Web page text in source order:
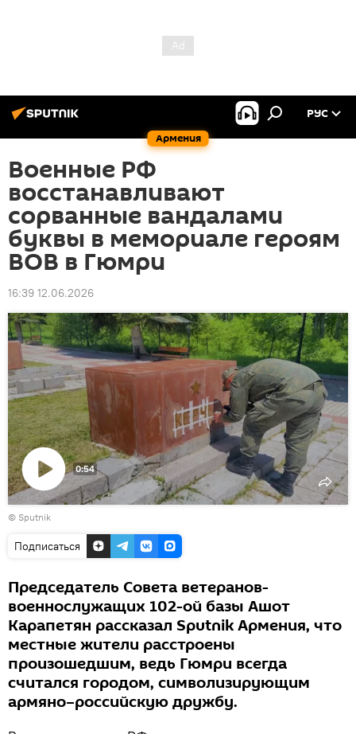
Армения
РУС
Военные РФ
восстанавливают
сорванные вандалами
буквы в мемориале героям
ВОВ в Гюмри
16:39 12.06.2026
Воспроизвести
видео
0:54
© Sputnik
Подписаться
Председатель Совета ветеранов-
военнослужащих 102-ой базы Ашот
Карапетян рассказал Sputnik Армения, что
местные жители расстроены
произошедшим, ведь Гюмри всегда
считался городом, символизирующим
армяно–российскую дружбу.